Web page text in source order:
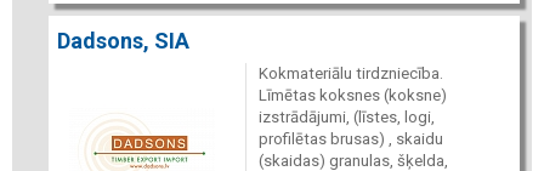
Dadsons, SIA
Kokmateriālu tirdzniecība.
Līmētas koksnes (koksne)
izstrādājumi, (līstes, logi,
profilētas brusas) , skaidu
(skaidas) granulas, šķelda,